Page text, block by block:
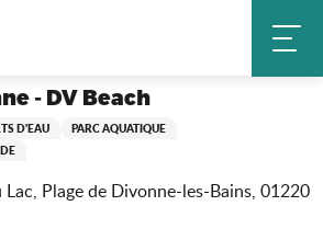
- DV Beach
- DV Beach
D'EAU
PARC AQUATIQUE
Plage de Divonne-les-Bains, 01220